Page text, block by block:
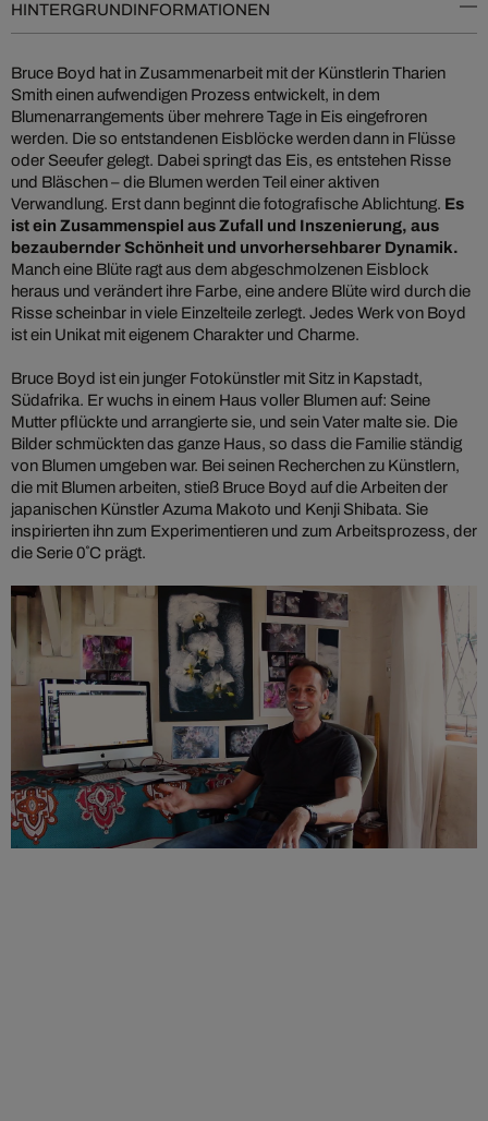
HINTERGRUNDINFORMATIONEN
Bruce Boyd hat in Zusammenarbeit mit der Künstlerin Tharien
Smith einen aufwendigen Prozess entwickelt, in dem
Blumenarrangements über mehrere Tage in Eis eingefroren
werden. Die so entstandenen Eisblöcke werden dann in Flüsse
oder Seeufer gelegt. Dabei springt das Eis, es entstehen Risse
und Bläschen – die Blumen werden Teil einer aktiven
Verwandlung. Erst dann beginnt die fotografische Ablichtung. Es
ist ein Zusammenspiel aus Zufall und Inszenierung, aus
bezaubernder Schönheit und unvorhersehbarer Dynamik.
Manch eine Blüte ragt aus dem abgeschmolzenen Eisblock
heraus und verändert ihre Farbe, eine andere Blüte wird durch die
Risse scheinbar in viele Einzelteile zerlegt. Jedes Werk von Boyd
ist ein Unikat mit eigenem Charakter und Charme.
Bruce Boyd ist ein junger Fotokünstler mit Sitz in Kapstadt,
Südafrika. Er wuchs in einem Haus voller Blumen auf: Seine
Mutter pflückte und arrangierte sie, und sein Vater malte sie. Die
Bilder schmückten das ganze Haus, so dass die Familie ständig
von Blumen umgeben war. Bei seinen Recherchen zu Künstlern,
die mit Blumen arbeiten, stieß Bruce Boyd auf die Arbeiten der
japanischen Künstler Azuma Makoto und Kenji Shibata. Sie
inspirierten ihn zum Experimentieren und zum Arbeitsprozess, der
die Serie 0˚C prägt.